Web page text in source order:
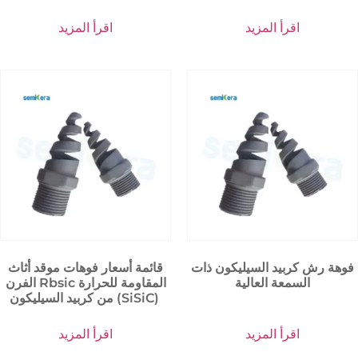
اقرأ المزيد اقرأ المزيد
قائمة أسعار فوهات موقد أثاث
الفرن Rbsic المقاومة للحرارة
من كربيد السيليكون (SiSiC)
اقرأ المزيد
فوهة رش كربيد السيليكون ذات
السمعة العالية
اقرأ المزيد